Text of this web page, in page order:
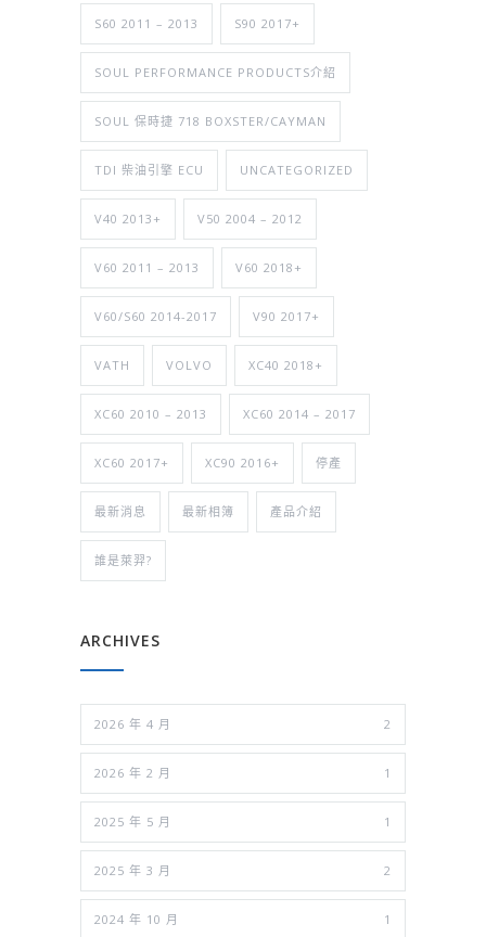
S60 2011 – 2013 S90 2017+
SOUL PERFORMANCE PRODUCTS介紹
SOUL 保時捷 718 BOXSTER/CAYMAN
TDI 柴油引擎 ECU UNCATEGORIZED
V40 2013+ V50 2004 – 2012
V60 2011 – 2013 V60 2018+
V60/S60 2014-2017 V90 2017+
VATH VOLVO XC40 2018+
XC60 2010 – 2013 XC60 2014 – 2017
XC60 2017+ XC90 2016+ 停產
最新消息 最新相簿 產品介紹
誰是萊羿?
ARCHIVES
2026 年 4 月 2
2026 年 2 月 1
2025 年 5 月 1
2025 年 3 月 2
2024 年 10 月 1